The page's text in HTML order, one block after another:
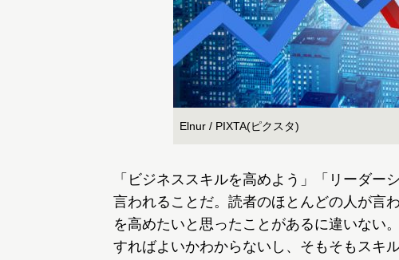
Elnur / PIXTA(ピクスタ)
「ビジネススキルを高めよう」「リーダー
言われることだ。読者のほとんどの人が言
を高めたいと思ったことがあるに違いない
すればよいかわからないし、そもそもスキ